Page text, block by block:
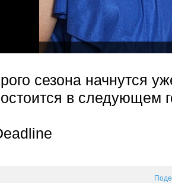
сезона начнутся
в следующем